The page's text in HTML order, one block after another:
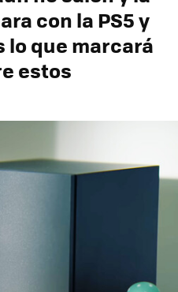
con la PS5 y
lo que marcará
estos